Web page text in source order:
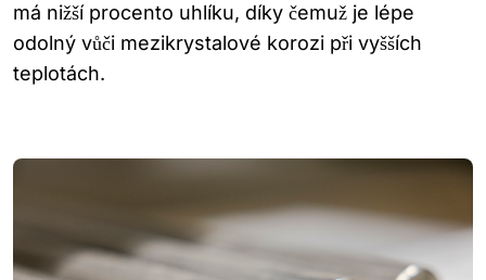
má nižší procento uhlíku, díky čemuž je lépe
odolný vůči mezikrystalové korozi při vyšších
teplotách.